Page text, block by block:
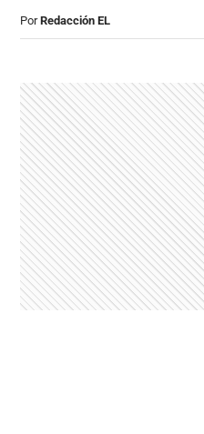
PorRedacción EL